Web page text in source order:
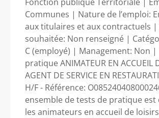
Communes | Nature de l’emploi:
aux titulaires et aux contractuels |
souhaitée: Non renseigné |
C (employé) | Management: Non |
pratique ANIMATEUR EN ACCUEIL
AGENT DE SERVICE EN
H/F - Référence:
ensemble de tests de pratique
les animateurs en accueil de